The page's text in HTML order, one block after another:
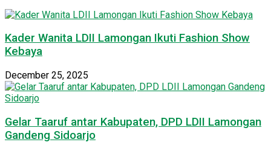
Kader Wanita LDII Lamongan Ikuti Fashion Show
Kebaya
December 25, 2025
Gelar Taaruf antar Kabupaten, DPD LDII Lamongan
Gandeng Sidoarjo